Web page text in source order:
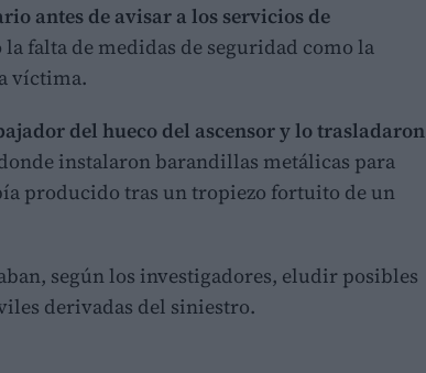
antes de avisar a los servicios de
falta de medidas de seguridad como la
víctima.
del hueco del ascensor y lo trasladaron
instalaron barandillas metálicas para
producido tras un tropiezo fortuito de un
según los investigadores, eludir posibles
derivadas del siniestro.